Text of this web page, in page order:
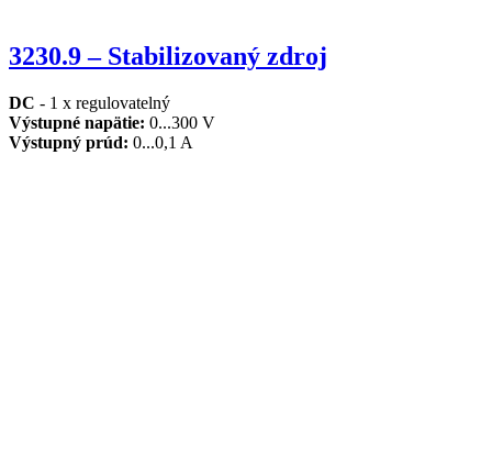
3230.9 – Stabilizovaný zdroj
DC - 1 x regulovatelný
Výstupné napätie: 0...300 V
Výstupný prúd: 0...0,1 A